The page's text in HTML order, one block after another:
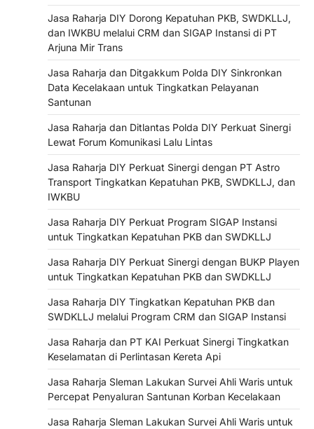
Jasa Raharja DIY Dorong Kepatuhan PKB, SWDKLLJ,
dan IWKBU melalui CRM dan SIGAP Instansi di PT
Arjuna Mir Trans
Jasa Raharja dan Ditgakkum Polda DIY Sinkronkan
Data Kecelakaan untuk Tingkatkan Pelayanan
Santunan
Jasa Raharja dan Ditlantas Polda DIY Perkuat Sinergi
Lewat Forum Komunikasi Lalu Lintas
Jasa Raharja DIY Perkuat Sinergi dengan PT Astro
Transport Tingkatkan Kepatuhan PKB, SWDKLLJ, dan
IWKBU
Jasa Raharja DIY Perkuat Program SIGAP Instansi
untuk Tingkatkan Kepatuhan PKB dan SWDKLLJ
Jasa Raharja DIY Perkuat Sinergi dengan BUKP Playen
untuk Tingkatkan Kepatuhan PKB dan SWDKLLJ
Jasa Raharja DIY Tingkatkan Kepatuhan PKB dan
SWDKLLJ melalui Program CRM dan SIGAP Instansi
Jasa Raharja dan PT KAI Perkuat Sinergi Tingkatkan
Keselamatan di Perlintasan Kereta Api
Jasa Raharja Sleman Lakukan Survei Ahli Waris untuk
Percepat Penyaluran Santunan Korban Kecelakaan
Jasa Raharja Sleman Lakukan Survei Ahli Waris untuk